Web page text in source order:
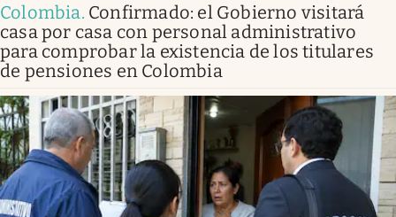
Colombia. Confirmado: el Gobierno visitará
casa por casa con personal administrativo
para comprobar la existencia de los titulares
de pensiones en Colombia